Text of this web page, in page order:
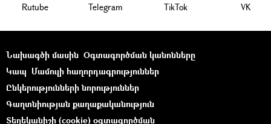
Rutube Telegram ТikТоk VK
Նախագծի մասին Օգտագործման կանոնները
Կապ Մամուլի հաղորդագրություններ
Ընկերությունների նորություններ
Գաղտնիության քաղաքականություն
Տեղեկանիշի (cookie) օգտագործման